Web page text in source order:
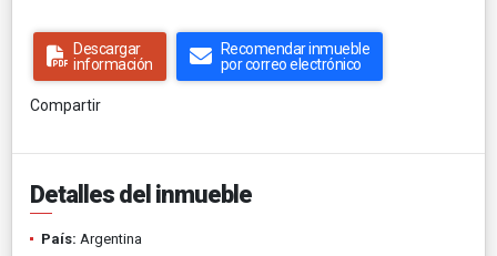
Descargar
información
Recomendar inmueble
por correo electrónico
Compartir
Detalles del inmueble
País: Argentina